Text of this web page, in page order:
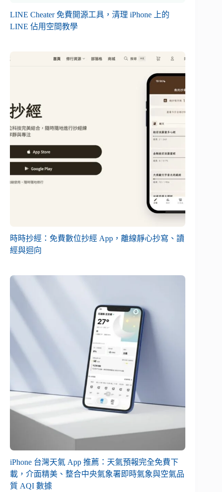
LINE Cheater 免費開源工具，清理 iPhone 上的
LINE 佔用空間教學
時時抄經：免費數位抄經 App，離線靜心抄寫、讀
經與迴向
iPhone 台灣天氣 App 推薦：天氣預報完全免費下
載，介面精美、整合中央氣象署即時氣象與空氣品
質 AQI 數據